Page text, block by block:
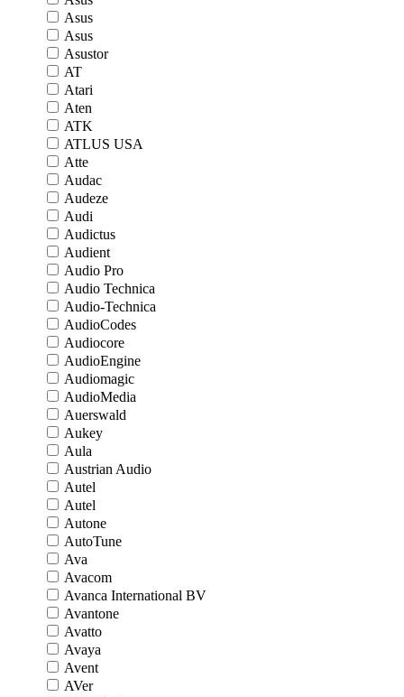
Asus
Asus
Asustor
AT
Atari
Aten
ATK
ATLUS USA
Atte
Audac
Audeze
Audi
Audictus
Audient
Audio Pro
Audio Technica
Audio-Technica
AudioCodes
Audiocore
AudioEngine
Audiomagic
AudioMedia
Auerswald
Aukey
Aula
Austrian Audio
Autel
Autel
Autone
AutoTune
Ava
Avacom
Avanca International BV
Avantone
Avatto
Avaya
Avent
AVer